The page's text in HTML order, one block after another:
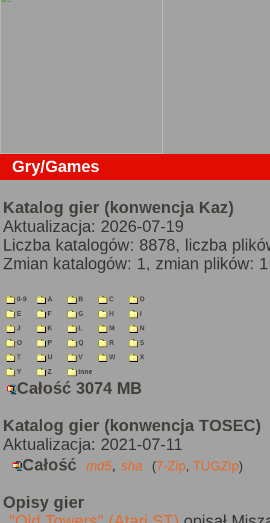
Gry/Games
Katalog gier (konwencja Kaz)
Aktualizacja: 2026-07-19
Liczba katalogów: 8878, liczba
Zmian katalogów: 1, zmian plików: 1
0-9 A B C
D
E
F G H
I
J
K L M
N
O
P Q R
S
T
U V W
X
Y
Z inne
Całość 3074 MB
Katalog gier (konwencja TOSEC)
Aktualizacja: 2021-07-11
Całość
md5, sha (7-Zip, TUGZip)
Opisy gier